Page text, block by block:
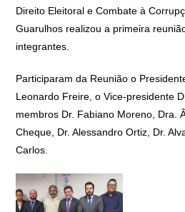
Direito Eleitoral e Combate à
Guarulhos realizou a primeira
integrantes.
Participaram da Reunião o
Leonardo Freire, o Vice-presidente
membros Dr. Fabiano Moreno, Dra.
Cheque, Dr. Alessandro Ortiz, Dr.
Carlos.